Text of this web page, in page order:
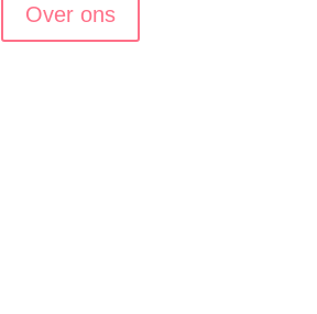
Over ons